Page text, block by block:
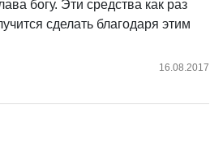
богу. Эти средства как раз
сделать благодаря этим
16.08.2017